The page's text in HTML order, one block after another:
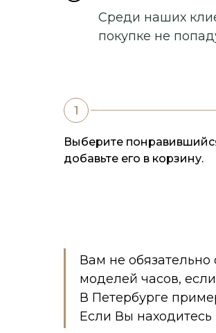
Среди наших
покупке не
Выберите
добавьте его в корзину.
Вам не обязательно
моделей часов,
В Петербурге
Если Вы